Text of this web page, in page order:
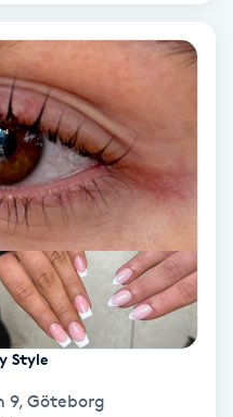
Style
9, Göteborg